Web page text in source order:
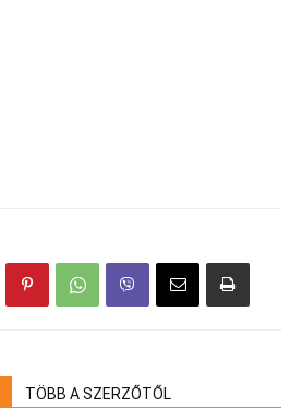
TÖBB A SZERZŐTŐL